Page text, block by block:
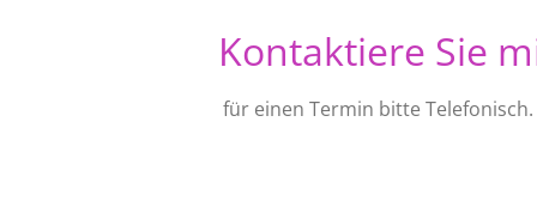
Kontaktiere Sie
für einen Termin bitte Telefonisch.